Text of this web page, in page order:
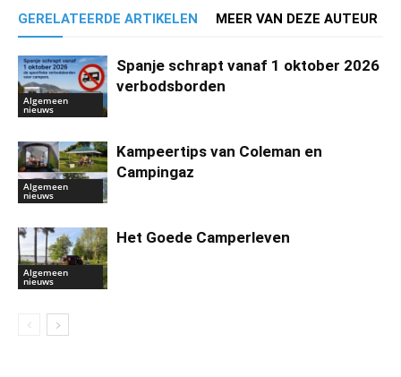
GERELATEERDE ARTIKELEN MEER VAN DEZE AUTEUR
Algemeen
nieuws
Spanje schrapt vanaf 1 oktober 2026
verbodsborden
Algemeen
nieuws
Kampeertips van Coleman en
Campingaz
Algemeen
nieuws
Het Goede Camperleven